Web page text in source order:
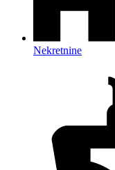
Nekretnine